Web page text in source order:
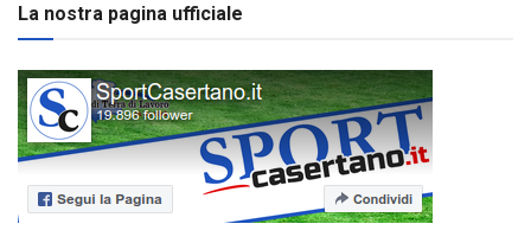
La nostra pagina ufficiale